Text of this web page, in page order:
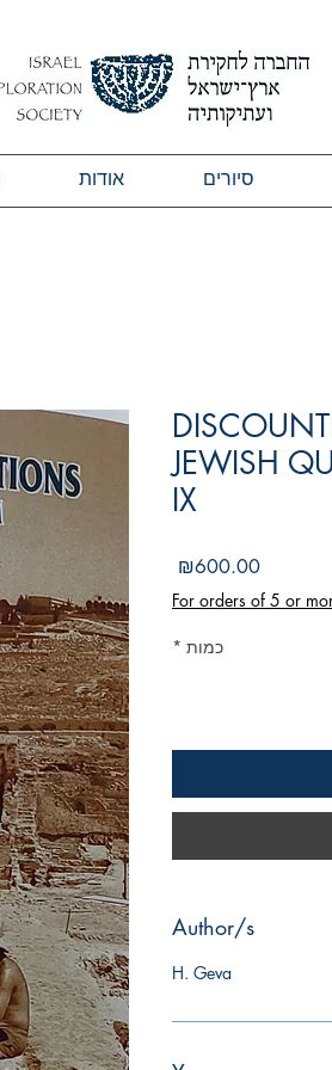
סיורים אודות
JEWISH
IX
₪600.00
For orders of 5 or
כמות *
Author/s
H. Geva